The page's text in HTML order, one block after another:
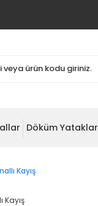
Döküm Yataklar
Kayış